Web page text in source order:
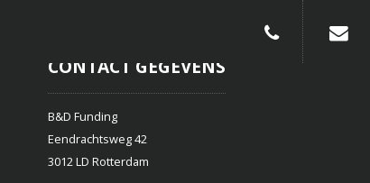
010-
CONTACT GEGEVENS
B&D Funding
Eendrachtsweg 42
3012 LD Rotterdam